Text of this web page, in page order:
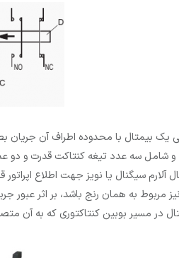
بیمتال با محدوده اطراف آن جریان
شامل سه عدد تیغه کنتاکت قدرت و دو
آلارم سیگنال یا نویز جهت اطلاع
مربوط به همان رنج باشد، بر اثر
در مسیر بوبین کنتاکتوری که به آن